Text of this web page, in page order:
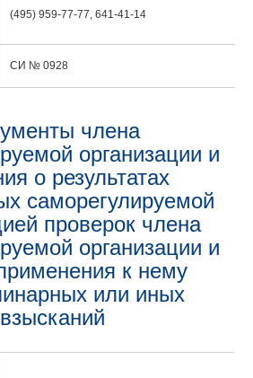
(495) 959-77-77, 641-41-14
СИ № 0928
члена
организации и
о результатах
саморегулируемой
проверок члена
организации и
к нему
или иных
взысканий